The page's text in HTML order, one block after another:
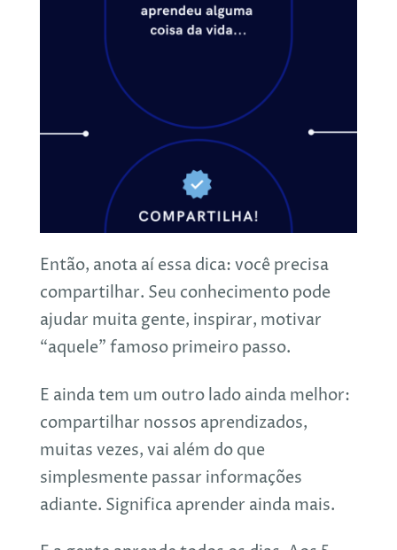
Então, anota aí essa dica: você precisa
compartilhar. Seu conhecimento pode
ajudar muita gente, inspirar, motivar
“aquele” famoso primeiro passo.
E ainda tem um outro lado ainda melhor:
compartilhar nossos aprendizados,
muitas vezes, vai além do que
simplesmente passar informações
adiante. Significa aprender ainda mais.